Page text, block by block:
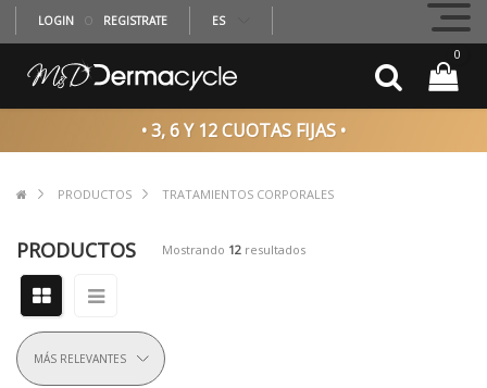
LOGIN O REGISTRATE ES
0
• 3, 6 Y 12 CUOTAS FIJAS •
PRODUCTOS TRATAMIENTOS CORPORALES
PRODUCTOS Mostrando 12 resultados
MÁS RELEVANTES